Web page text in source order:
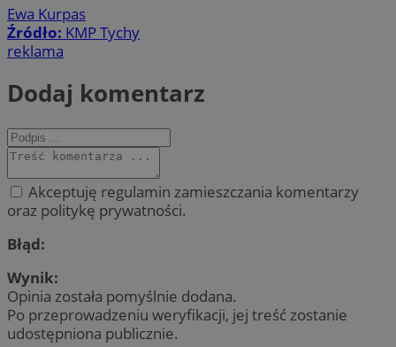
Ewa Kurpas
Źródło: KMP Tychy
reklama
Dodaj komentarz
Akceptuję regulamin zamieszczania komentarzy
oraz politykę prywatności.
Błąd:
Wynik:
Opinia została pomyślnie dodana.
Po przeprowadzeniu weryfikacji, jej treść zostanie
udostępniona publicznie.